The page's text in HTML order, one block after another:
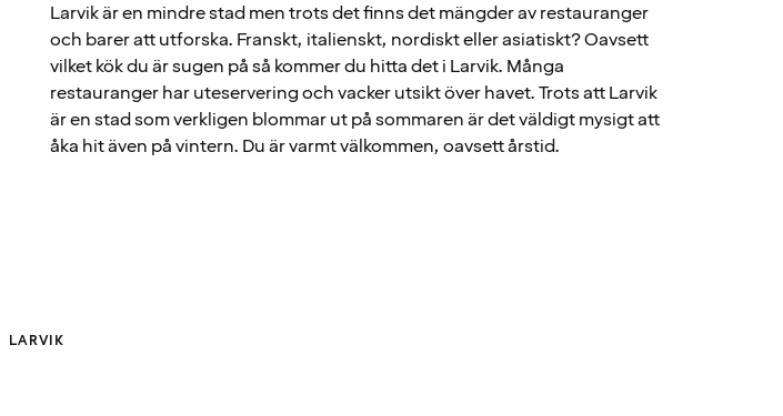
Larvik är en mindre stad men trots det finns det mängder av restauranger
och barer att utforska. Franskt, italienskt, nordiskt eller asiatiskt? Oavsett
vilket kök du är sugen på så kommer du hitta det i Larvik. Många
restauranger har uteservering och vacker utsikt över havet. Trots att Larvik
är en stad som verkligen blommar ut på sommaren är det väldigt mysigt att
åka hit även på vintern. Du är varmt välkommen, oavsett årstid.
LARVIK